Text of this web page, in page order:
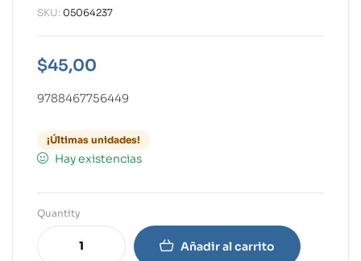
SKU: 05064237
$45,00
9788467756449
¡Últimas unidades!
Hay existencias
Quantity
Añadir al carrito